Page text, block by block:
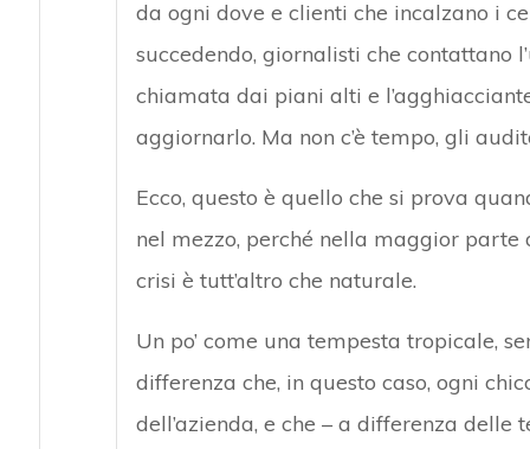
da ogni dove e clienti che incalzano i
succedendo, giornalisti che contattano
chiamata dai piani alti e
aggiornarlo. Ma non c’è tempo, gli
Ecco, questo è quello che si prova
nel mezzo, perché nella maggior
crisi è tutt’altro che naturale.
Un po’ come una tempesta tropicale,
differenza che, in questo caso, ogni
dell’azienda, e che – a differenza